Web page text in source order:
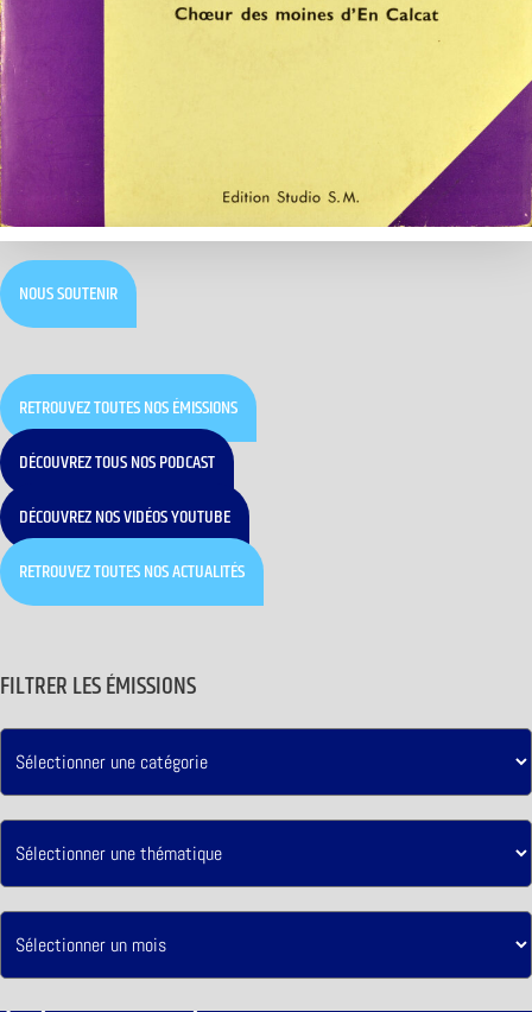
NOUS SOUTENIR
RETROUVEZ TOUTES NOS ÉMISSIONS
DÉCOUVREZ TOUS NOS PODCAST
DÉCOUVREZ NOS VIDÉOS YOUTUBE
RETROUVEZ TOUTES NOS ACTUALITÉS
FILTRER LES ÉMISSIONS